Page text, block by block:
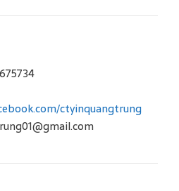
ctyinquangtrung